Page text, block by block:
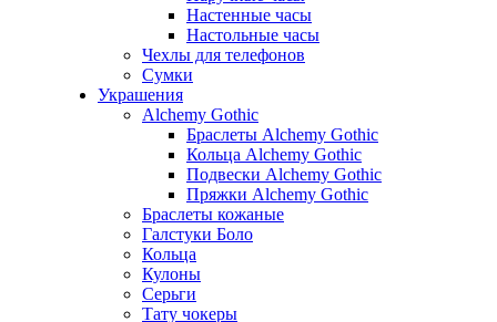
Настенные часы
Настольные часы
Чехлы для телефонов
Сумки
Украшения
Alchemy Gothic
Браслеты Alchemy Gothic
Кольца Alchemy Gothic
Подвески Alchemy Gothic
Пряжки Alchemy Gothic
Браслеты кожаные
Галстуки Боло
Кольца
Кулоны
Серьги
Тату чокеры